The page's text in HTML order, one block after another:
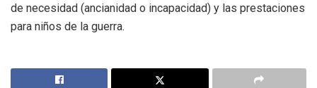
de necesidad (ancianidad o incapacidad) y las prestaciones
para niños de la guerra.